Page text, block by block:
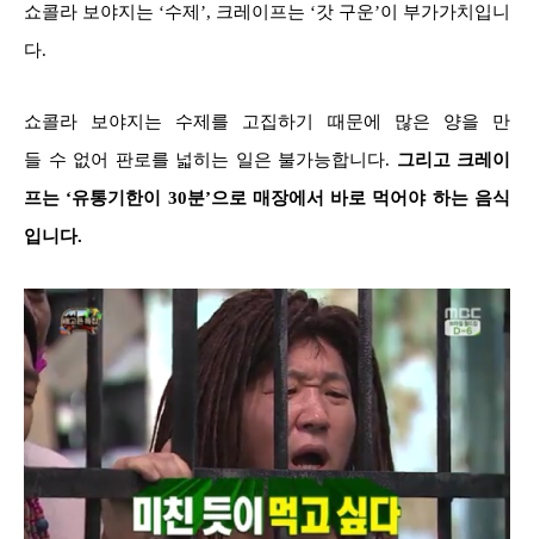
쇼콜라 보야지는 ‘수제’, 크레이프는 ‘갓 구운’이 부가가치입니
다.
쇼콜라 보야지는 수제를 고집하기 때문에 많은 양을 만
들 수 없어 판로를 넓히는 일은 불가능합니다. 그리고 크레이
프는 ‘유통기한이 30분’으로 매장에서 바로 먹어야 하는 음식
입니다.